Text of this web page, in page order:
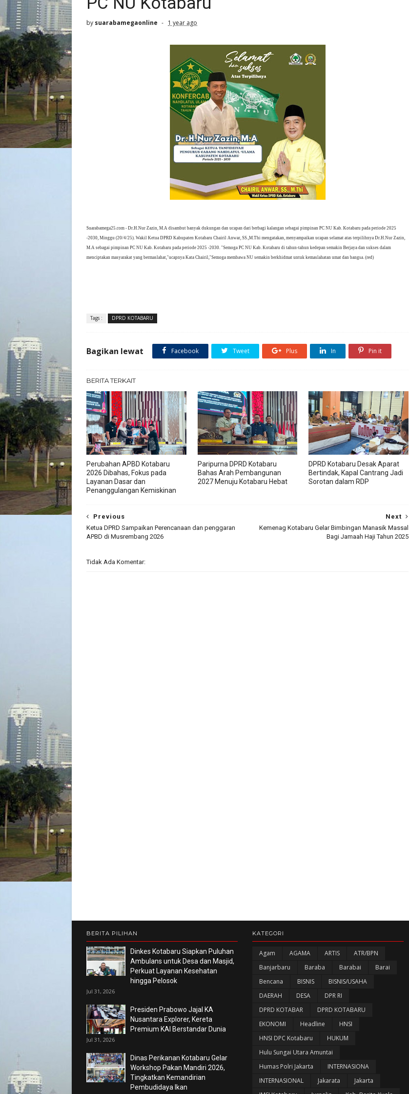
by suarabamegaonline 1 year ago
Suarabamega25.com - Dr.H.Nur Zazin, M.A disambut banyak dukungan dan ucapan dari berbagi kalangan sebagai pimpinan PC NU Kab. Kotabaru pada periode 2025
-2030, Minggu (20/4/25). Wakil Ketua DPRD Kabupaten Kotabaru Chairil Anwar, SS.,M.Thi mengatakan, menyampaikan ucapan selamat atas terpilihnya Dr.H.Nur Zazin,
M.A sebagai pimpinan PC NU Kab. Kotabaru pada periode 2025 -2030. "Semoga PC NU Kab. Kotabaru di tahun-tahun kedepan semakin Berjaya dan sukses dalam
menciptakan masyarakat yang bermaslahat,"ucapnya Kata Chairil,"Semoga membawa NU semakin berkhidmat untuk kemaslahatan umat dan bangsa. (red)
Tags : DPRD KOTABARU
Bagikan lewat Facebook Tweet Plus In Pin it
BERITA TERKAIT
Perubahan APBD Kotabaru
2026 Dibahas, Fokus pada
Layanan Dasar dan
Penanggulangan Kemiskinan
Paripurna DPRD Kotabaru
Bahas Arah Pembangunan
2027 Menuju Kotabaru Hebat
DPRD Kotabaru Desak Aparat
Bertindak, Kapal Cantrang Jadi
Sorotan dalam RDP
Next
Kemenag Kotabaru Gelar Bimbingan Manasik Massal
Bagi Jamaah Haji Tahun 2025
Previous
Ketua DPRD Sampaikan Perencanaan dan penggaran
APBD di Musrembang 2026
Tidak Ada Komentar:
BERITA PILIHAN
Dinkes Kotabaru Siapkan Puluhan
Ambulans untuk Desa dan Masjid,
Perkuat Layanan Kesehatan
hingga Pelosok
Jul 31, 2026
Presiden Prabowo Jajal KA
Nusantara Explorer, Kereta
Premium KAI Berstandar Dunia
Jul 31, 2026
Dinas Perikanan Kotabaru Gelar
Workshop Pakan Mandiri 2026,
Tingkatkan Kemandirian
Pembudidaya Ikan
KATEGORI
Agam AGAMA ARTIS
ATR/BPN
Banjarbaru
Baraba Barabai
Barai
Bencana
BISNIS
BISNIS/USAHA
DAERAH
DESA
DPR RI
DPRD KOTABAR
DPRD KOTABARU
EKONOMI
Headline
HNSI
HNSI DPC Kotabaru
HUKUM
Hulu Sungai Utara Amuntai
Humas Polri Jakarta
INTERNASIONA
INTERNASIONAL
Jakarata
Jakarta